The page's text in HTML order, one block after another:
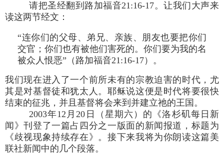
请把圣经翻到路加福音21:16-17。让我们大声来
读这两节经文：
“连你们的父母、弟兄、亲族、朋友也要把你们
交官；你们也有被他们害死的。你们要为我的名
被众人恨恶”（路加福音21:16-17）。
我们现在进入了一个前所未有的宗教迫害的时代，尤
其是对基督徒和犹太人。耶稣说这便是时代将要很快
结束的征兆，并且基督将会来到并建立祂的王国。
2003年12月20日（星期六）的《洛杉矶每日新
闻》刊登了一篇占四分之一版面的新闻报道，标题为
《歧视现象持续存在》。接下来我将为你朗读这篇美
联社新闻中的几个段落。